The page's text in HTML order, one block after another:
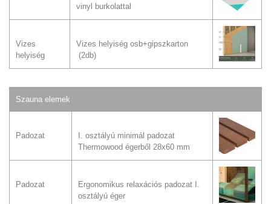
vinyl burkolattal
Vizes
helyiség
Vizes helyiség osb+gipszkarton
(2db)
Szauna elemek
Padozat
I. osztályú minimál padozat
Thermowood égerből 28x60 mm
Padozat
Ergonomikus relaxációs padozat I.
osztályú éger